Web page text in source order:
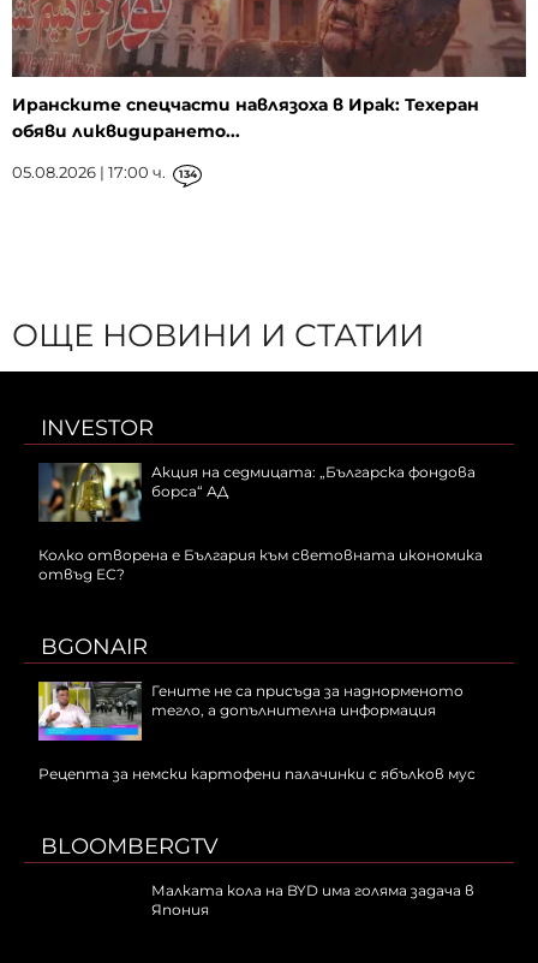
Иранските спецчасти навлязоха в Ирак: Техеран
обяви ликвидирането...
05.08.2026 | 17:00 ч. 134
ОЩЕ НОВИНИ И СТАТИИ
INVESTOR
Акция на седмицата: „Българска фондова
борса“ АД
Колко отворена е България към световната икономика
отвъд ЕС?
BGONAIR
Гените не са присъда за наднорменото
тегло, а допълнителна информация
Рецепта за немски картофени палачинки с ябълков мус
BLOOMBERGTV
Малката кола на BYD има голяма задача в
Япония